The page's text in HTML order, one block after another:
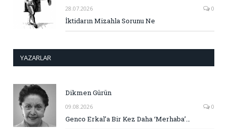
28.07.2026 0
İktidarın Mizahla Sorunu Ne
YAZARLAR
Dikmen Gürün
09.08.2026 0
Genco Erkal’a Bir Kez Daha ‘Merhaba’…